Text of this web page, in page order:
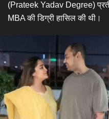
(Prateek Yadav Degree)
MBA की डिग्री हासिल की थी।